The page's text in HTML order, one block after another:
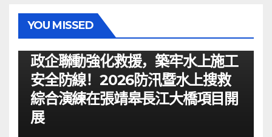
YOU MISSED
政企聯動強化救援，築牢水上施工
安全防線！2026防汛暨水上搜救
綜合演練在張靖皋長江大橋項目開
展